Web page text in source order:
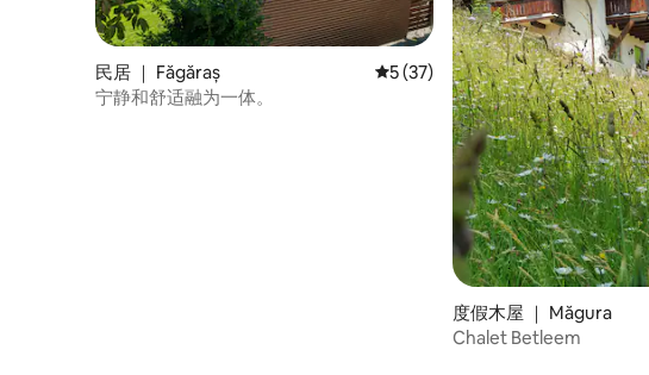
民居 ｜ Făgăraș 平均评分 5 分（满分 5 分），共
5 (37)
宁静和舒适融为一体。
度假木屋 ｜ Măgura
Chalet Betleem